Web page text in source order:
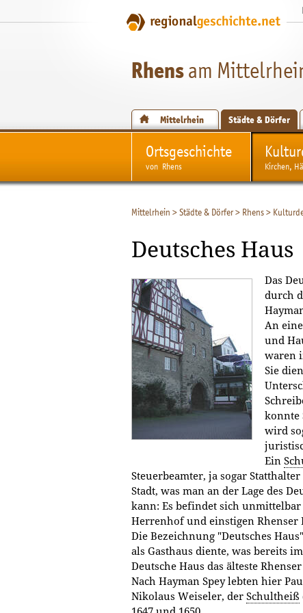
Rhensam
Mittelrhein Städte & Dörfer
Ortsgeschichte
von Rhens Kirchen,
Mittelrhein >Städte & Dörfer> Rhens>
Deutsches Haus
Das
durch
An
und
waren
Sie
konnte
wird
Ein
Steuerbeamter, ja sogar
Stadt, was man an der Lage des
kann: Es befindet sich
Herrenhof und einstigen Rhenser
Die Bezeichnung "Deutsches
als Gasthaus diente, was bereits
Deutsche Haus das älteste
Nach Hayman Spey lebten hier
Nikolaus Weiseler, der Schultheiß